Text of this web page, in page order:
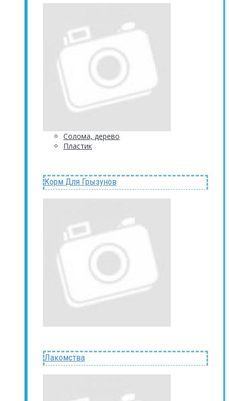
Солома, дерево
Пластик
Корм Для Грызунов
Лакомства